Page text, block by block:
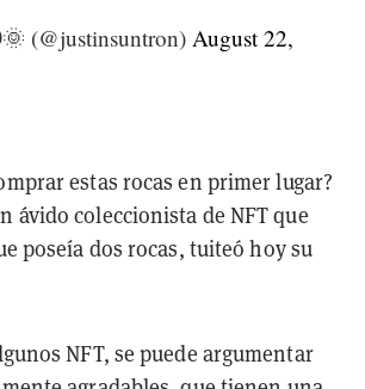
(@justinsuntron) August 22,
estas rocas en primer lugar?
ávido coleccionista de NFT que
poseía dos rocas, tuiteó hoy su
NFT, se puede argumentar